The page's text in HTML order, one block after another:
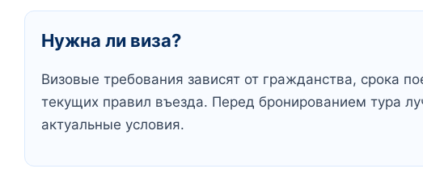
Нужна ли виза?
Визовые требования зависят от гражданства, срока
текущих правил въезда. Перед бронированием тура
актуальные условия.